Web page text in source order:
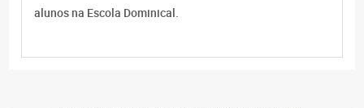
alunos na Escola Dominical.